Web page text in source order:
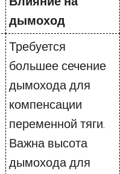
дымоход
Требуется
большее сечение
дымохода для
компенсации
переменной тяги.
Важна высота
дымохода для